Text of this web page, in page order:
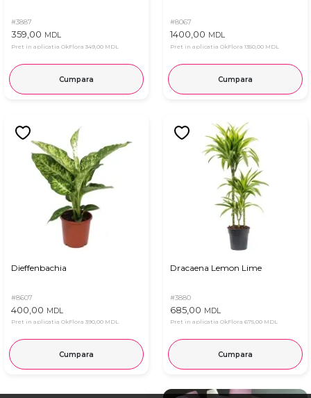
#3887
359,00 MDL
Pret in aplicatia OkFlora 349,00 MDL
Cumpara
#8067
1400,00 MDL
Pret in aplicatia OkFlora 1350,00 MDL
Cumpara
Dieffenbachia
#8607
400,00 MDL
Pret in aplicatia OkFlora 390,00 MDL
Cumpara
Dracaena Lemon Lime
#3880
685,00 MDL
Pret in aplicatia OkFlora 675,00 MDL
Cumpara